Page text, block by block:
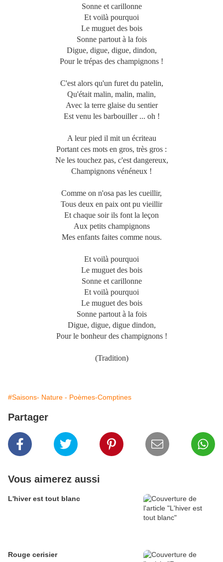
Sonne et carillonne
Et voilà pourquoi
Le muguet des bois
Sonne partout à la fois
Digue, digue, digue, dindon,
Pour le trépas des champignons !
C'est alors qu'un furet du patelin,
Qu'était malin, malin, malin,
Avec la terre glaise du sentier
Est venu les barbouiller ... oh !
A leur pied il mit un écriteau
Portant ces mots en gros, très gros :
Ne les touchez pas, c'est dangereux,
Champignons vénéneux !
Comme on n'osa pas les cueillir,
Tous deux en paix ont pu vieillir
Et chaque soir ils font la leçon
Aux petits champignons
Mes enfants faites comme nous.
Et voilà pourquoi
Le muguet des bois
Sonne et carillonne
Et voilà pourquoi
Le muguet des bois
Sonne partout à la fois
Digue, digue, digue dindon,
Pour le bonheur des champignons !
(Tradition)
#Saisons- Nature - Poèmes-Comptines
Partager
Vous aimerez aussi
L'hiver est tout blanc
Rouge cerisier